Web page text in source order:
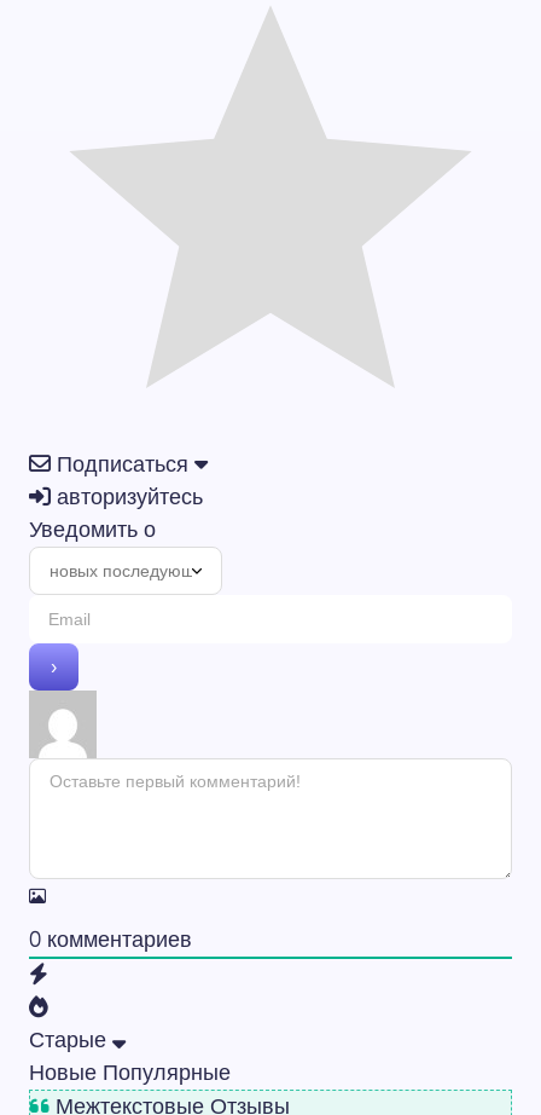
Подписаться
авторизуйтесь
Уведомить о
0комментариев
Старые
НовыеПопулярные